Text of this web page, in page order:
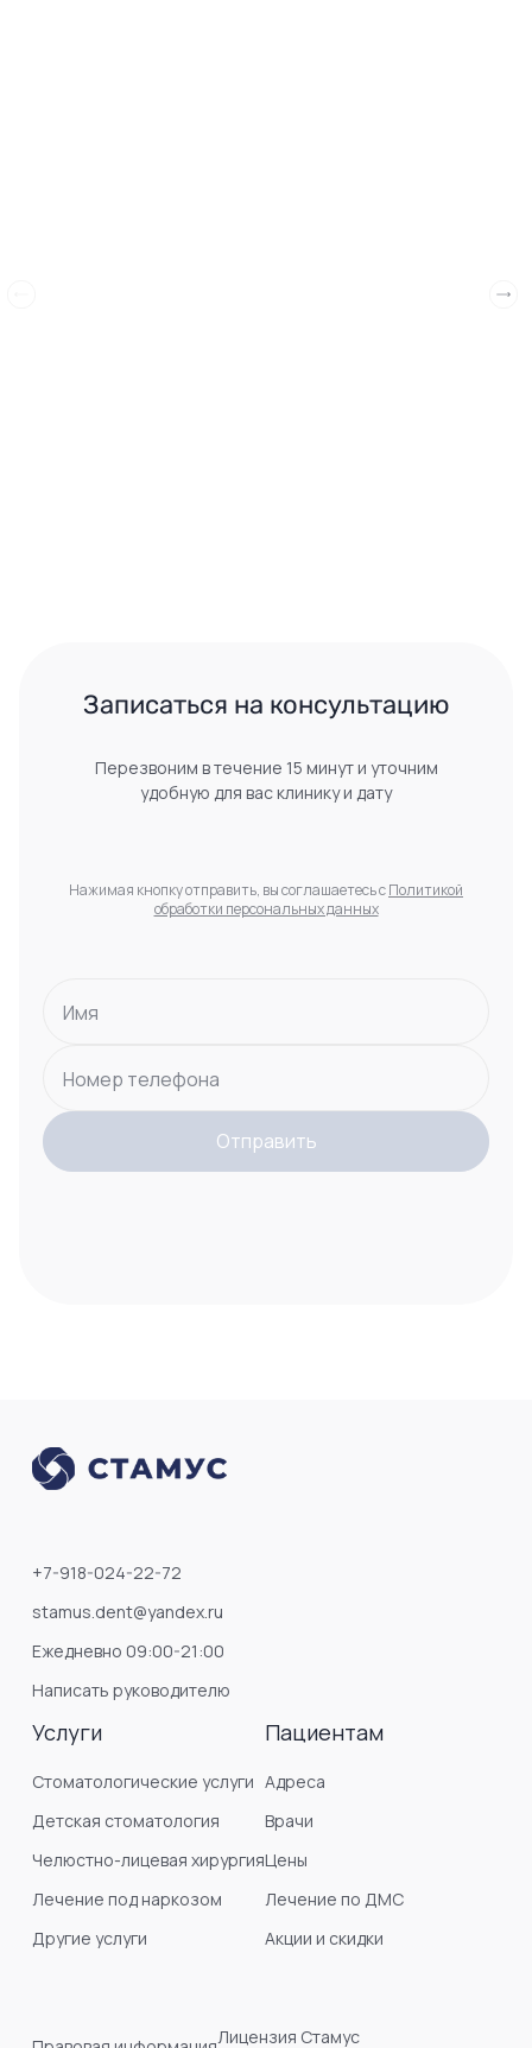
Записаться на консультацию
Перезвоним в течение 15 минут и уточним
удобную для вас клинику и дату
Нажимая кнопку отправить, вы соглашаетесь сПолитикой
обработки персональных данных
Имя
Номер телефона
Отправить
+7-918-024-22-72
stamus.dent@yandex.ru
Ежедневно 09:00-21:00
Написать руководителю
Услуги
Стоматологические услуги
Детская стоматология
Челюстно-лицевая хирургия
Лечение под наркозом
Другие услуги
Пациентам
Адреса
Врачи
Цены
Лечение по ДМС
Акции и скидки
Лицензия Стамус